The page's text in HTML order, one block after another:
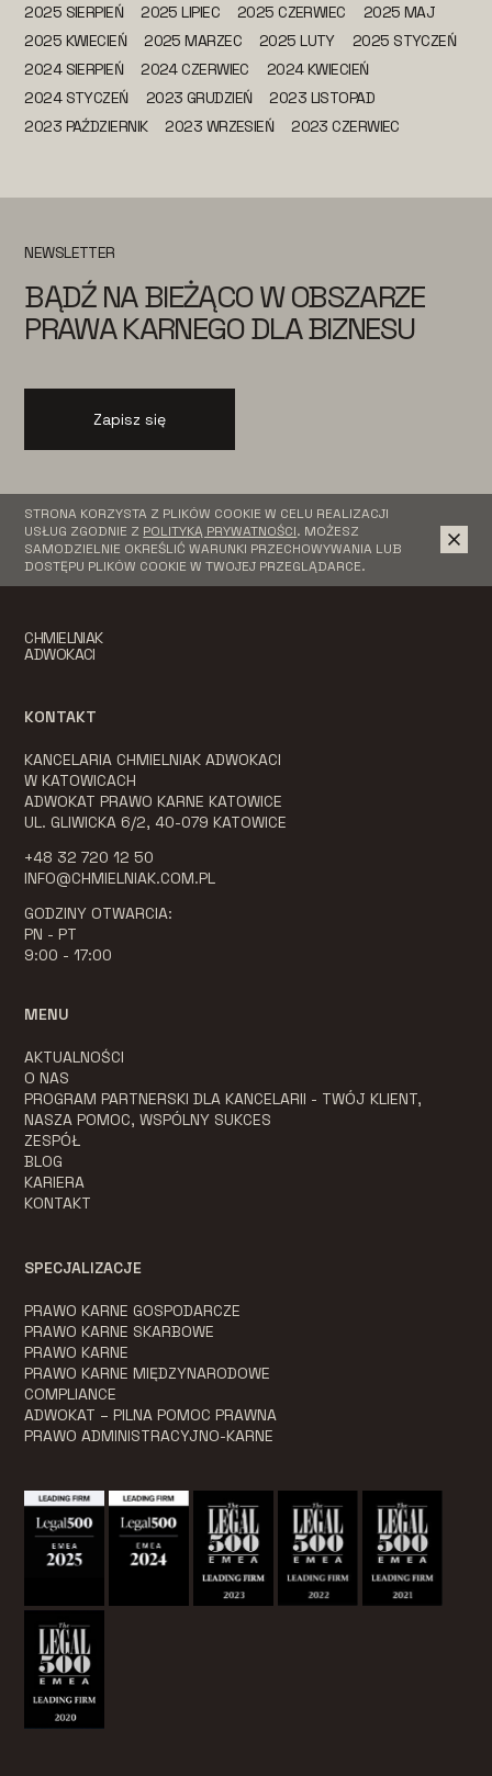
2025 SIERPIEŃ
2025 LIPIEC 2025 CZERWIEC
2025 MAJ
2025 KWIECIEŃ
2025 MARZEC 2025 LUTY
2025 STYCZEŃ
2024 SIERPIEŃ
2024 CZERWIEC
2024 KWIECIEŃ
2024 STYCZEŃ
2023 GRUDZIEŃ
2023 LISTOPAD
2023 PAŹDZIERNIK
2023 WRZESIEŃ 2023 CZERWIEC
NEWSLETTER
BĄDŹ NA BIEŻĄCO W OBSZARZE
PRAWA KARNEGO DLA BIZNESU
Zapisz się
STRONA KORZYSTA Z PLIKÓW COOKIE W CELU REALIZACJI
USŁUG ZGODNIE Z POLITYKĄ PRYWATNOŚCI. MOŻESZ
SAMODZIELNIE OKREŚLIĆ WARUNKI PRZECHOWYWANIA LUB
DOSTĘPU PLIKÓW COOKIE W TWOJEJ PRZEGLĄDARCE.
CHMIELNIAK
ADWOKACI
KONTAKT
KANCELARIA CHMIELNIAK ADWOKACI
W KATOWICACH
ADWOKAT PRAWO KARNE KATOWICE
UL. GLIWICKA 6/2, 40-079 KATOWICE
+48 32 720 12 50
INFO@CHMIELNIAK.COM.PL
GODZINY OTWARCIA:
PN - PT
9:00 - 17:00
MENU
AKTUALNOŚCI
O NAS
PROGRAM PARTNERSKI DLA KANCELARII - TWÓJ KLIENT,
NASZA POMOC, WSPÓLNY SUKCES
ZESPÓŁ
BLOG
KARIERA
KONTAKT
SPECJALIZACJE
PRAWO KARNE GOSPODARCZE
PRAWO KARNE SKARBOWE
PRAWO KARNE
PRAWO KARNE MIĘDZYNARODOWE
COMPLIANCE
ADWOKAT – PILNA POMOC PRAWNA
PRAWO ADMINISTRACYJNO-KARNE